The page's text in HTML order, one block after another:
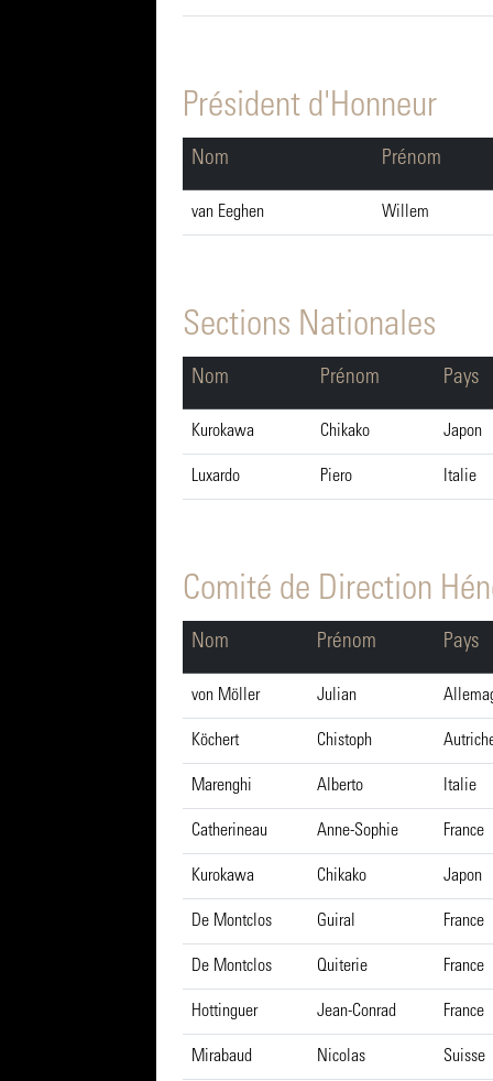
Président d'Honneur
Nom Prénom
van Eeghen Willem
Sections Nationales
Nom Prénom Pays
Kurokawa Chikako Japon
Luxardo Piero Italie
Comité de Direction
Nom Prénom Pays
von Möller Julian
Köchert Chistoph
Marenghi Alberto Italie
Catherineau Anne-Sophie France
Kurokawa Chikako Japon
De Montclos Guiral France
De Montclos Quiterie France
Hottinguer Jean-Conrad France
Mirabaud Nicolas Suisse